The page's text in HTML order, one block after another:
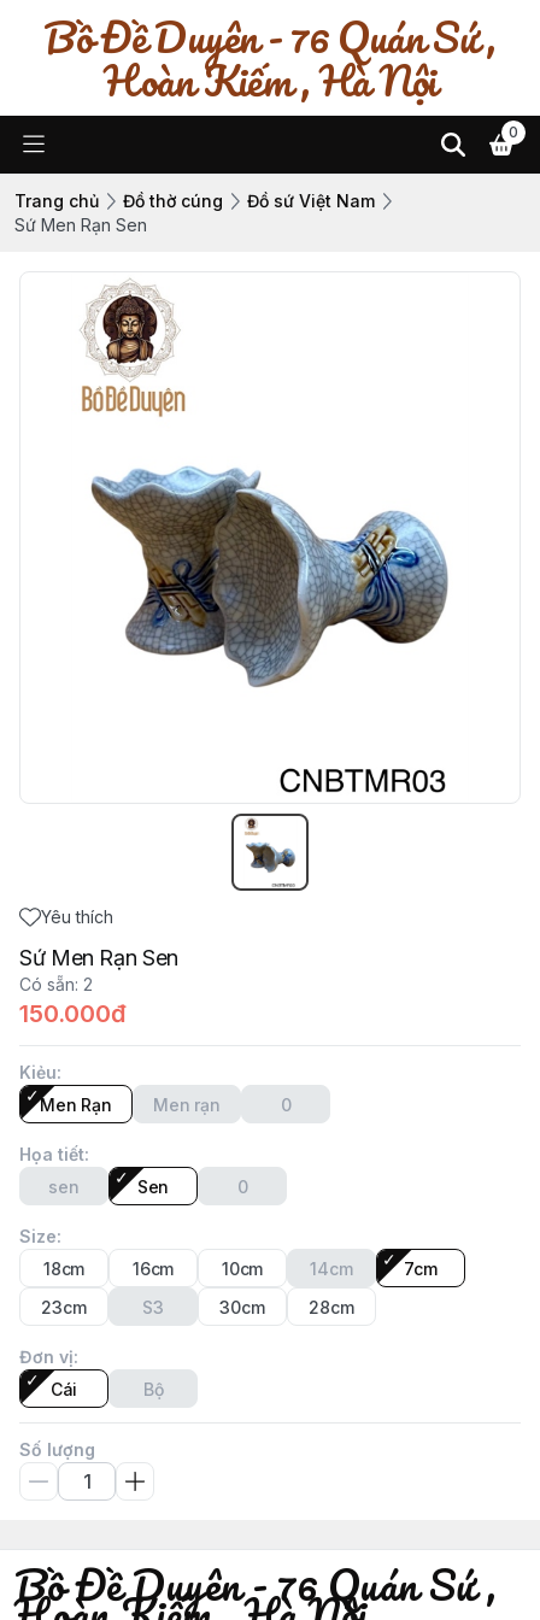
Bồ Đề Duyên - 76 Quán Sứ ,
Hoàn Kiếm , Hà Nội
0
Trang chủ Đồ thờ cúng
Đồ sứ Việt Nam
Sứ Men Rạn Sen
Yêu thích
Sứ Men Rạn Sen
Có sẵn: 2
150.000đ
Kiẻu:
Men Rạn
Men rạn 0
Họa tiết:
sen
Sen 0
Size:
18cm
16cm 10cm 14cm
7cm
23cm
S3 30cm 28cm
Đơn vị:
Cái
Bộ
Số lượng
Bồ Đề Duyên - 76 Quán Sứ ,